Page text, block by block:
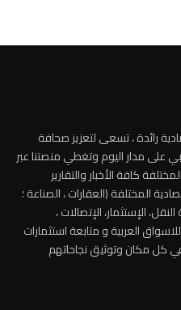
رائدة ، تسعى لتعزيز صحافة
على مدار اليوم وتغطي منصتنا عبر
كافة الأخبار والتقارير
المختلفة (العقارات ، الصناعة ؛
الإستثمار، الإتصالات ،
العربية و متابعة استثمارات
كل مكان وتوثيق نجاحاتهم